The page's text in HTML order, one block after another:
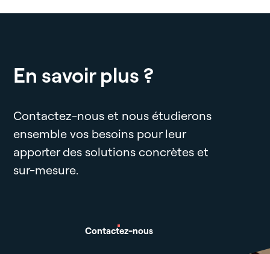
En savoir plus ?
Contactez-nous et nous étudierons
ensemble vos besoins pour leur
apporter des solutions concrètes et
sur-mesure.
Contactez-nous